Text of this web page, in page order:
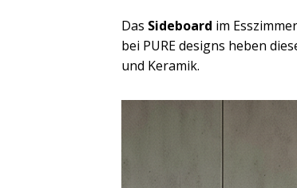
Das Sideboard im
bei PURE designs heben
und Keramik.